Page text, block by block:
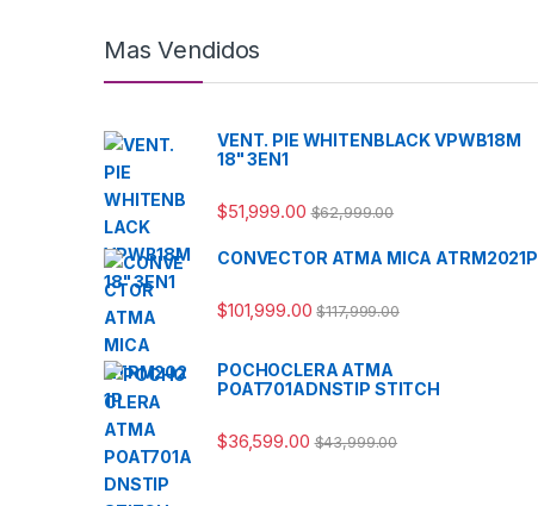
Mas Vendidos
VENT. PIE WHITENBLACK VPWB18M
18" 3EN1
$51,999.00 $62,999.00
CONVECTOR ATMA MICA ATRM2021P
$101,999.00 $117,999.00
POCHOCLERA ATMA
POAT701ADNSTIP STITCH
$36,599.00 $43,999.00